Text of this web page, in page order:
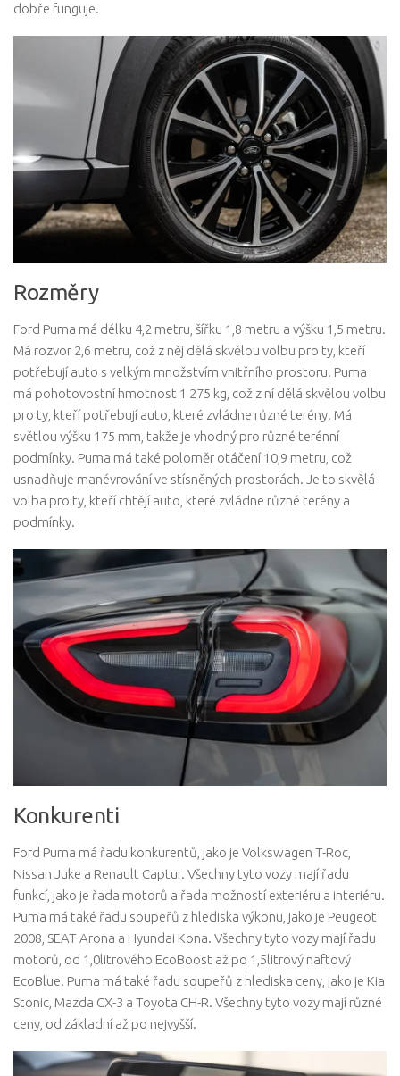
dobře funguje.
Rozměry
Ford Puma má délku 4,2 metru, šířku 1,8 metru a výšku 1,5 metru.
Má rozvor 2,6 metru, což z něj dělá skvělou volbu pro ty, kteří
potřebují auto s velkým množstvím vnitřního prostoru. Puma
má pohotovostní hmotnost 1 275 kg, což z ní dělá skvělou volbu
pro ty, kteří potřebují auto, které zvládne různé terény. Má
světlou výšku 175 mm, takže je vhodný pro různé terénní
podmínky. Puma má také poloměr otáčení 10,9 metru, což
usnadňuje manévrování ve stísněných prostorách. Je to skvělá
volba pro ty, kteří chtějí auto, které zvládne různé terény a
podmínky.
Konkurenti
Ford Puma má řadu konkurentů, jako je Volkswagen T-Roc,
Nissan Juke a Renault Captur. Všechny tyto vozy mají řadu
funkcí, jako je řada motorů a řada možností exteriéru a interiéru.
Puma má také řadu soupeřů z hlediska výkonu, jako je Peugeot
2008, SEAT Arona a Hyundai Kona. Všechny tyto vozy mají řadu
motorů, od 1,0litrového EcoBoost až po 1,5litrový naftový
EcoBlue. Puma má také řadu soupeřů z hlediska ceny, jako je Kia
Stonic, Mazda CX-3 a Toyota CH-R. Všechny tyto vozy mají různé
ceny, od základní až po nejvyšší.